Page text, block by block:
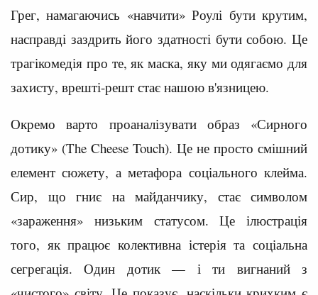
Грег, намагаючись «навчити» Роулі бути крутим,
насправді заздрить його здатності бути собою. Це
трагікомедія про те, як маска, яку ми одягаємо для
захисту, врешті-решт стає нашою в'язницею.
Окремо варто проаналізувати образ «Сирного
дотику» (The Cheese Touch). Це не просто смішний
елемент сюжету, а метафора соціального клейма.
Сир, що гниє на майданчику, стає символом
«зараження» низьким статусом. Це ілюстрація
того, як працює колективна істерія та соціальна
сегрегація. Один дотик — і ти вигнаний з